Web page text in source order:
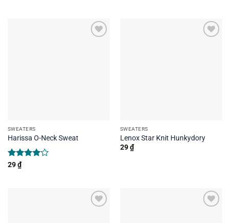
SWEATERS
Harissa O-Neck Sweat
Rated
29₫
SWEATERS
Lenox Star Knit Hunkydory
29₫